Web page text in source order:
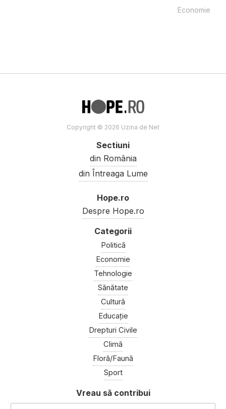
Economie
Copyright © 2026 Uzina de Net
Sectiuni
din România
din Întreaga Lume
Hope.ro
Despre Hope.ro
Politică
Economie
Tehnologie
Sănătate
Cultură
Educație
Drepturi Civile
Climă
Floră/Faună
Sport